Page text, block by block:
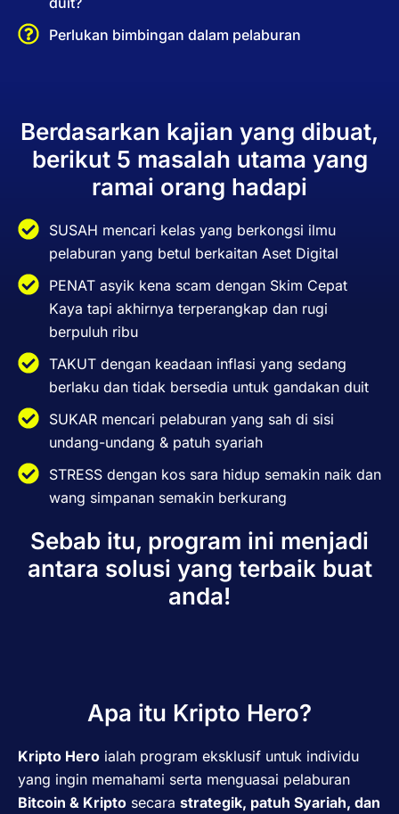
Perlukan bimbingan dalam pelaburan
Berdasarkan kajian yang dibuat,
berikut 5 masalah utama yang
ramai orang hadapi
SUSAH mencari kelas yang berkongsi ilmu
pelaburan yang betul berkaitan Aset Digital
PENAT asyik kena scam dengan Skim Cepat
Kaya tapi akhirnya terperangkap dan rugi
berpuluh ribu
TAKUT dengan keadaan inflasi yang sedang
berlaku dan tidak bersedia untuk gandakan duit
SUKAR mencari pelaburan yang sah di sisi
undang-undang & patuh syariah
STRESS dengan kos sara hidup semakin naik dan
wang simpanan semakin berkurang
Sebab itu, program ini menjadi
antara solusi yang terbaik buat
anda!
Apa itu Kripto Hero?
Kripto Hero ialah program eksklusif untuk individu
yang ingin memahami serta menguasai pelaburan
Bitcoin & Kripto secara strategik, patuh Syariah, dan